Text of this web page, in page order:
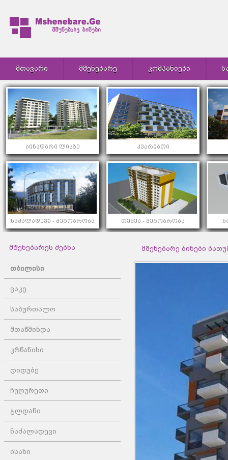
ᲛᲗᲐᲕᲐᲠᲘ ᲛᲨᲔᲜᲔᲑᲐᲠᲔ ᲙᲝᲛᲞᲐᲜᲘᲔᲑᲘ
ბინადარი ლისზე კვარიათი
ნაძალადევი - მეგობრობა თემქა - მეგობრობა
მშენებარეს ძებნა
თბილისი
ვაკე
საბურთალო
მთაწმინდა
კრწანისი
დიდუბე
ჩუღურეთი
გლდანი
ნაძალადევი
ისანი
მშენებარე ბინები